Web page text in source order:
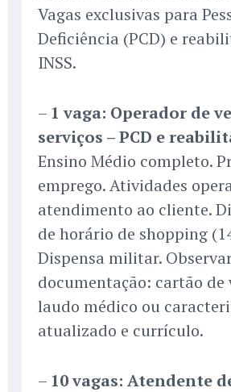
Vagas exclusivas para
Deficiência (PCD) e
INSS.
– 1 vaga: Operador de
serviços – PCD e
Ensino Médio completo.
emprego. Atividades
atendimento ao cliente.
de horário de shopping
Dispensa militar.
documentação: cartão de
laudo médico ou
atualizado e currículo.
– 10 vagas: Atendente